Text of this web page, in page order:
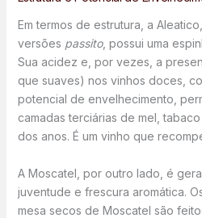
Em termos de estrutura, a
versões passito, possui uma
Sua acidez e, por vezes, a
que suaves) nos vinhos doces,
potencial de envelhecimento,
camadas terciárias de mel,
dos anos. É um vinho que
A Moscatel, por outro lado, é
juventude e frescura aromática.
mesa secos de Moscatel são